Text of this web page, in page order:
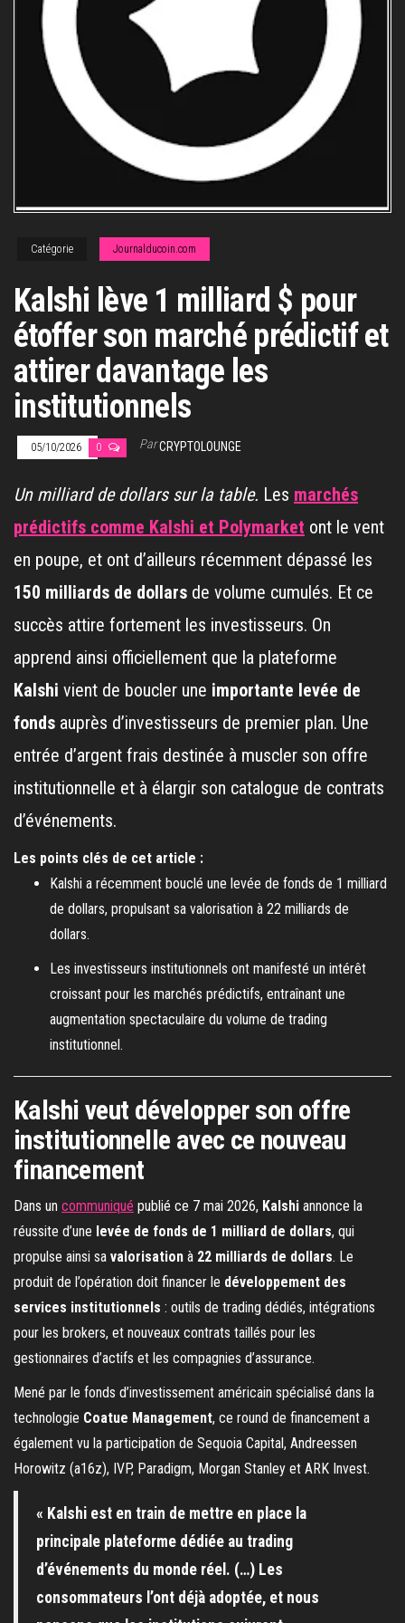
Catégorie Journalducoin.com
Kalshi lève 1 milliard $ pour
étoffer son marché prédictif et
attirer davantage les
institutionnels
05/10/2026 0 ParCRYPTOLOUNGE
Un milliard de dollars sur la table. Les marchés
prédictifs comme Kalshi et Polymarket ont le vent
en poupe, et ont d’ailleurs récemment dépassé les
150 milliards de dollars de volume cumulés. Et ce
succès attire fortement les investisseurs. On
apprend ainsi officiellement que la plateforme
Kalshi vient de boucler une importante levée de
fonds auprès d’investisseurs de premier plan. Une
entrée d’argent frais destinée à muscler son offre
institutionnelle et à élargir son catalogue de contrats
d’événements.
Les points clés de cet article :
Kalshi a récemment bouclé une levée de fonds de 1 milliard
de dollars, propulsant sa valorisation à 22 milliards de
dollars.
Les investisseurs institutionnels ont manifesté un intérêt
croissant pour les marchés prédictifs, entraînant une
augmentation spectaculaire du volume de trading
institutionnel.
Kalshi veut développer son offre
institutionnelle avec ce nouveau
financement
Dans un communiqué publié ce 7 mai 2026, Kalshi annonce la
réussite d’une levée de fonds de 1 milliard de dollars, qui
propulse ainsi sa valorisation à 22 milliards de dollars. Le
produit de l’opération doit financer le développement des
services institutionnels : outils de trading dédiés, intégrations
pour les brokers, et nouveaux contrats taillés pour les
gestionnaires d’actifs et les compagnies d’assurance.
Mené par le fonds d’investissement américain spécialisé dans la
technologie Coatue Management, ce round de financement a
également vu la participation de Sequoia Capital, Andreessen
Horowitz (a16z), IVP, Paradigm, Morgan Stanley et ARK Invest.
« Kalshi est en train de mettre en place la
principale plateforme dédiée au trading
d’événements du monde réel. (…) Les
consommateurs l’ont déjà adoptée, et nous